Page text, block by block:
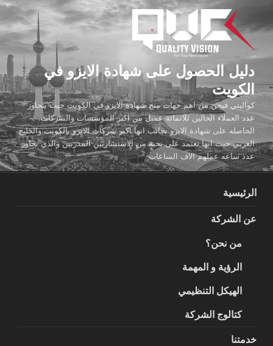
المحتوى
دليل الحصول على شهادة الايزو في
الكويت
كواليتي فيجن من اهم جهات منح شهادة الايزو في الكويت حيث يتجاوز
عدد العملاء الحالين ثلاثمائة عميل من اكبر المؤسسات والشركات
الحاصله على شهادة الايزو بجانب انها اكبر شركات الايزو بالكويت والخليج
العربي حيث انها تعتمد على نخبة من الاستشاريين المدربين والذي تجاوز
عدد ساعه عملهم الاف الساعات
الرئيسية
عن الشركة
من نحن؟
الرؤية و المهمة
الهيكل التنظيمي
كتالوج الشركة
خدمتنا